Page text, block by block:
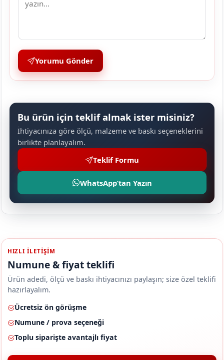
Yorumu Gönder
Bu ürün için teklif almak ister misiniz?
İhtiyacınıza göre ölçü, malzeme ve baskı seçeneklerini
birlikte planlayalım.
Teklif Formu
WhatsApp’tan Yazın
HIZLI ILETIŞIM
Numune & fiyat teklifi
Ürün adedi, ölçü ve baskı ihtiyacınızı paylaşın; size özel teklifi
hazırlayalım.
Ücretsiz ön görüşme
Numune / prova seçeneği
Toplu siparişte avantajlı fiyat